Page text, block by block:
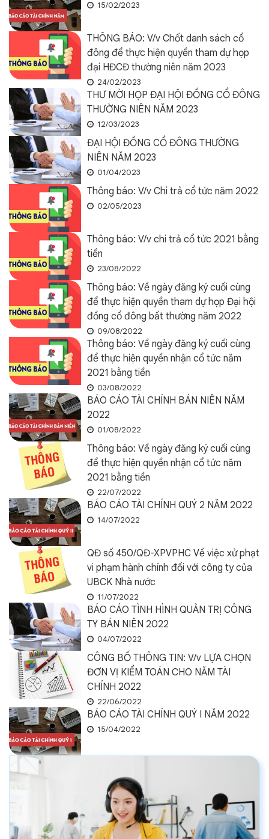
15/02/2023
THÔNG BÁO: V/v Chốt danh sách cổ
đông để thực hiện quyền tham dự họp
đại HĐCĐ thường niên năm 2023
24/02/2023
THƯ MỜI HỌP ĐẠI HỘI ĐỒNG CỔ ĐÔNG
THƯỜNG NIÊN NĂM 2023
12/03/2023
ĐẠI HỘI ĐỒNG CỔ ĐÔNG THƯỜNG
NIÊN NĂM 2023
01/04/2023
Thông báo: V/v Chi trả cổ tức năm 2022
02/05/2023
Thông báo: V/v chi trả cổ tức 2021 bằng
tiền
23/08/2022
Thông báo: Về ngày đăng ký cuối cùng
để thực hiện quyền tham dự họp Đại hội
đồng cổ đông bất thường năm 2022
09/08/2022
Thông báo: Về ngày đăng ký cuối cùng
để thực hiện quyền nhận cổ tức năm
2021 bằng tiền
03/08/2022
BÁO CÁO TÀI CHÍNH BÁN NIÊN NĂM
2022
01/08/2022
Thông báo: Về ngày đăng ký cuối cùng
để thực hiện quyền nhận cổ tức năm
2021 bằng tiền
22/07/2022
BÁO CÁO TÀI CHÍNH QUÝ 2 NĂM 2022
14/07/2022
QĐ số 450/QĐ-XPVPHC Về việc xử phạt
vi phạm hành chính đối với công ty của
UBCK Nhà nước
11/07/2022
BÁO CÁO TÌNH HÌNH QUẢN TRỊ CÔNG
TY BÁN NIÊN 2022
04/07/2022
CÔNG BỐ THÔNG TIN: V/v LỰA CHỌN
ĐƠN VỊ KIỂM TOÁN CHO NĂM TÀI
CHÍNH 2022
22/06/2022
BÁO CÁO TÀI CHÍNH QUÝ I NĂM 2022
15/04/2022